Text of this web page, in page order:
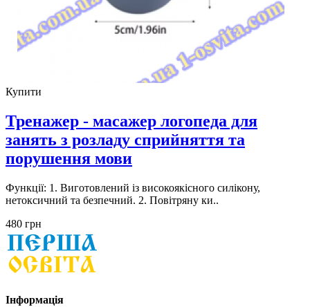
Купити
Тренажер - масажер логопеда для
занять з розладу сприйняття та
порушення мови
Функції: 1. Виготовлений із високоякісного силікону,
нетоксичний та безпечний. 2. Повітряну ки..
480 грн
Інформація